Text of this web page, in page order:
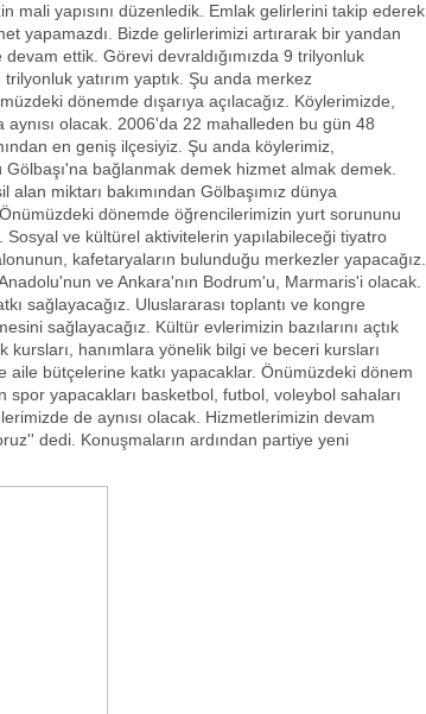
mali yapısını düzenledik. Emlak gelirlerini takip ederek
yapamazdı. Bizde gelirlerimizi artırarak bir yandan
ettik. Görevi devraldığımızda 9 trilyonluk
yatırım yaptık. Şu anda merkez
dönemde dışarıya açılacağız. Köylerimizde,
olacak. 2006'da 22 mahalleden bu gün 48
en geniş ilçesiyiz. Şu anda köylerimiz,
bağlanmak demek hizmet almak demek.
miktarı bakımından Gölbaşımız dünya
dönemde öğrencilerimizin yurt sorununu
Sosyal ve kültürel aktivitelerin yapılabileceği tiyatro
kafetaryaların bulunduğu merkezler yapacağız.
ve Ankara'nın Bodrum'u, Marmaris'i olacak.
sağlayacağız. Uluslararası toplantı ve kongre
sağlayacağız. Kültür evlerimizin bazılarını açtık
kursları, hanımlara yönelik bilgi ve beceri kursları
aile bütçelerine katkı yapacaklar. Önümüzdeki dönem
yapacakları basketbol, futbol, voleybol sahaları
de aynısı olacak. Hizmetlerimizin devam
dedi. Konuşmaların ardından partiye yeni